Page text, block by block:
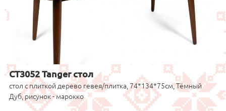
CT3052 Tanger стол
стол с плиткой дерево гевея/плитка, 74*134*75см, Тёмный
Дуб, рисунок - марокко